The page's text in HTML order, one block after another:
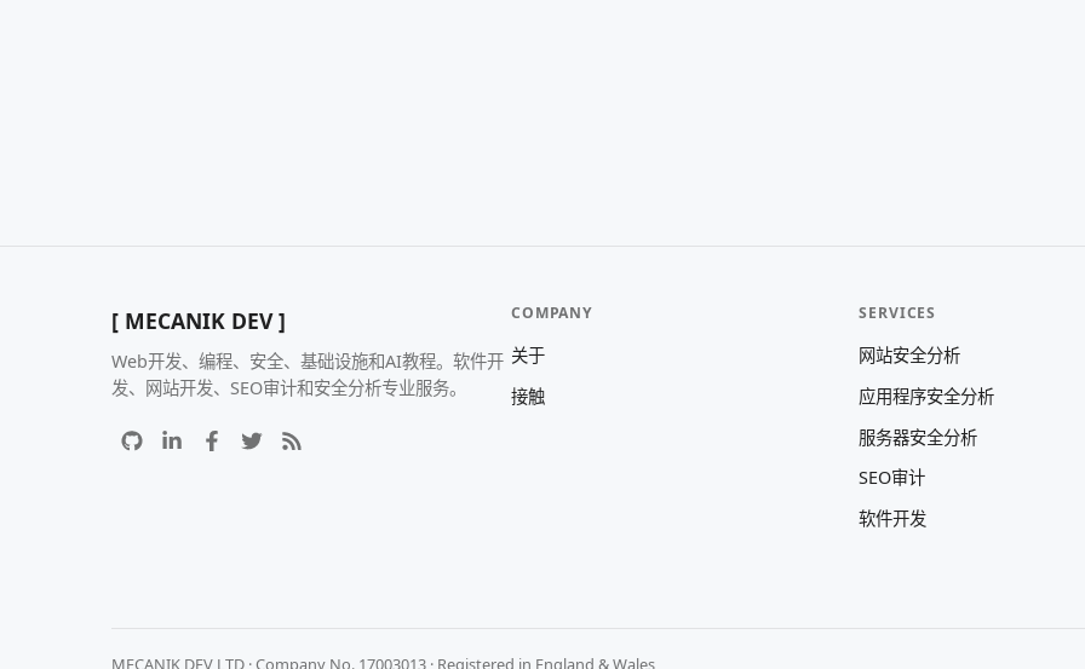
[ MECANIK DEV ]
Web开发、编程、安全、基础设施和AI教程。软件开
发、网站开发、SEO审计和安全分析专业服务。
COMPANY
关于
接触
SERVICES
网站安全分析
应用程序安全分析
服务器安全分析
SEO审计
软件开发
MECANIK DEV LTD · Company No. 17003013 · Registered in England & Wales